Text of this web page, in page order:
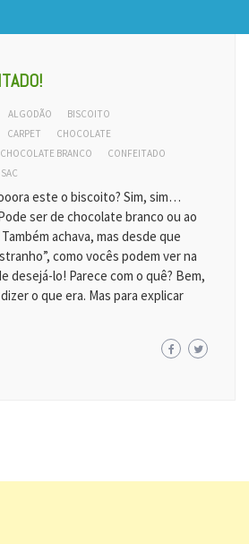
ALGODÃO
BISCOITO
CARPET
CHOCOLATE
CHOCOLATE BRANCO
CONFEITADO
SAC
este o biscoito? Sim, sim…
ser de chocolate branco ou ao
achava, mas desde que
como vocês podem ver na
desejá-lo! Parece com o quê? Bem,
o que era. Mas para explicar